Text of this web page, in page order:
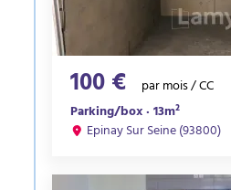
100 €
par mois / CC
Parking/box · 13m²
Epinay Sur Seine (93800)